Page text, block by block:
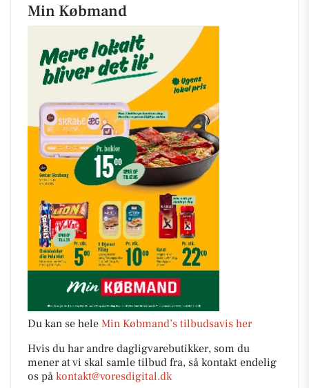
Min Købmand
Du kan se hele Min Købmand’s tilbudsavis her
Hvis du har andre dagligvarebutikker, som du
mener at vi skal samle tilbud fra, så kontakt endelig
os på kontakt@voresdigital.dk